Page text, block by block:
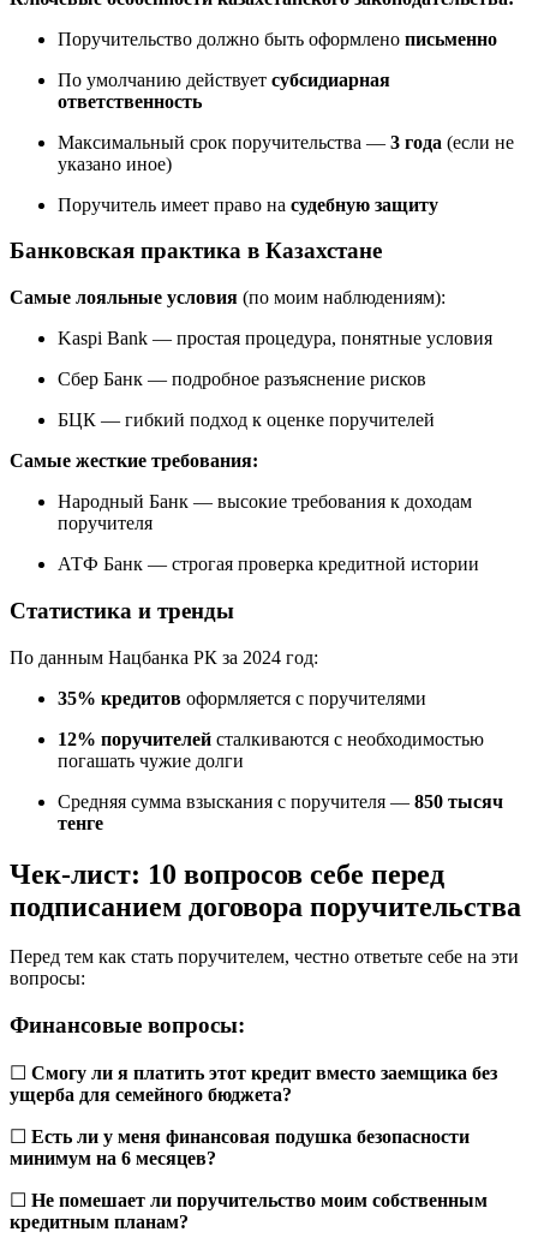
Поручительство должно быть оформлено письменно
По умолчанию действует субсидиарная
ответственность
Максимальный срок поручительства — 3 года (если не
указано иное)
Поручитель имеет право на судебную защиту
Банковская практика в Казахстане
Самые лояльные условия (по моим наблюдениям):
Kaspi Bank — простая процедура, понятные условия
Сбер Банк — подробное разъяснение рисков
БЦК — гибкий подход к оценке поручителей
Самые жесткие требования:
Народный Банк — высокие требования к доходам
поручителя
АТФ Банк — строгая проверка кредитной истории
Статистика и тренды
По данным Нацбанка РК за 2024 год:
35% кредитов оформляется с поручителями
12% поручителей сталкиваются с необходимостью
погашать чужие долги
Средняя сумма взыскания с поручителя — 850 тысяч
тенге
Чек-лист: 10 вопросов себе перед
подписанием договора поручительства
Перед тем как стать поручителем, честно ответьте себе на эти
вопросы:
Финансовые вопросы:
☐ Смогу ли я платить этот кредит вместо заемщика без
ущерба для семейного бюджета?
☐ Есть ли у меня финансовая подушка безопасности
минимум на 6 месяцев?
☐ Не помешает ли поручительство моим собственным
кредитным планам?